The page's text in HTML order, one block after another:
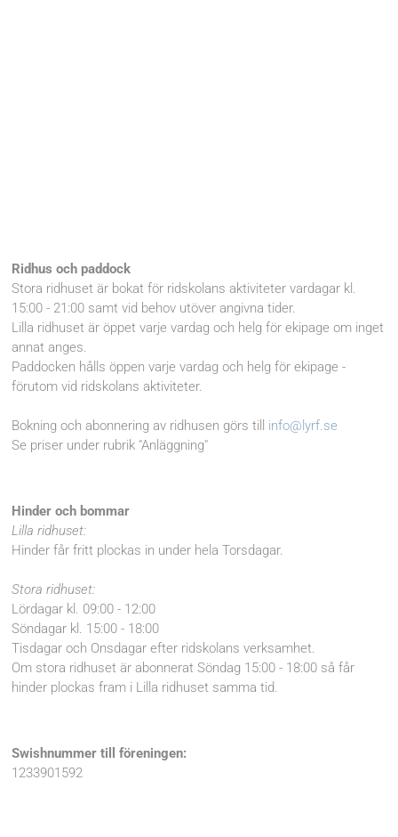
Ridhus och paddock
Stora ridhuset är bokat för ridskolans aktiviteter vardagar kl.
15:00 - 21:00 samt vid behov utöver angivna tider.
Lilla ridhuset är öppet varje vardag och helg för ekipage om inget
annat anges.
Paddocken hålls öppen varje vardag och helg för ekipage -
förutom vid ridskolans aktiviteter.
Bokning och abonnering av ridhusen görs till info@lyrf.se
Se priser under rubrik "Anläggning"
Hinder och bommar
Lilla ridhuset:
Hinder får fritt plockas in under hela Torsdagar.
Stora ridhuset:
Lördagar kl. 09:00 - 12:00
Söndagar kl. 15:00 - 18:00
Tisdagar och Onsdagar efter ridskolans verksamhet.
Om stora ridhuset är abonnerat Söndag 15:00 - 18:00 så får
hinder plockas fram i Lilla ridhuset samma tid.
Swishnummer till föreningen:
1233901592